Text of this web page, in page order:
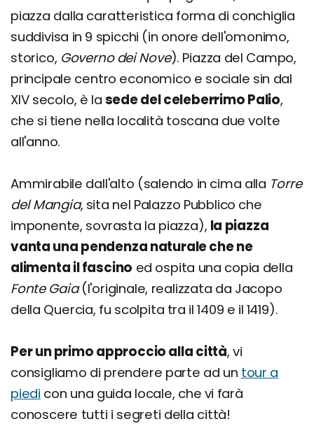
piazza dalla caratteristica forma di conchiglia
suddivisa in 9 spicchi (in onore dell'omonimo,
storico, Governo dei Nove). Piazza del Campo,
principale centro economico e sociale sin dal
XIV secolo, è la sede del celeberrimo Palio,
che si tiene nella località toscana due volte
all'anno.
Ammirabile dall'alto (salendo in cima alla Torre
del Mangia, sita nel Palazzo Pubblico che
imponente, sovrasta la piazza), la piazza
vanta una pendenza naturale che ne
alimenta il fascino ed ospita una copia della
Fonte Gaia(l'originale, realizzata da Jacopo
della Quercia, fu scolpita tra il 1409 e il 1419).
Per un primo approccio alla città, vi
consigliamo di prendere parte ad un tour a
piedi con una guida locale, che vi farà
conoscere tutti i segreti della città!